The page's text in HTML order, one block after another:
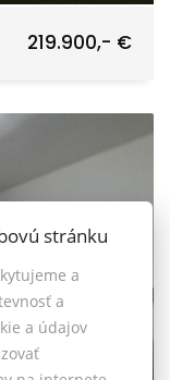
219.900,- €
stránku
a
a
a údajov